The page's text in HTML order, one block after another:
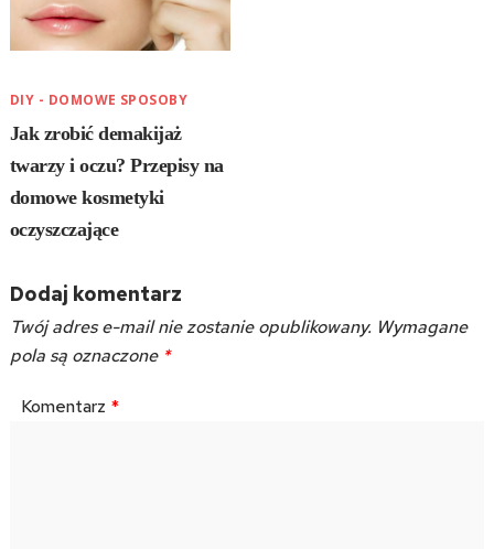
DIY - DOMOWE SPOSOBY
Jak zrobić demakijaż
twarzy i oczu? Przepisy na
domowe kosmetyki
oczyszczające
Dodaj komentarz
Twój adres e-mail nie zostanie opublikowany. Wymagane
pola są oznaczone *
Komentarz *